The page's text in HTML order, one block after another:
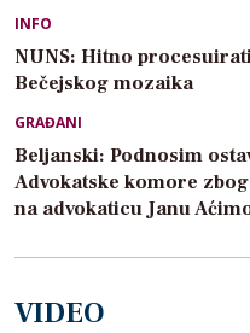
INFO
NUNS: Hitno
Bečejskog mozaika
GRAĐANI
Beljanski: Podnosim
Advokatske komore
na advokaticu Janu
VIDEO